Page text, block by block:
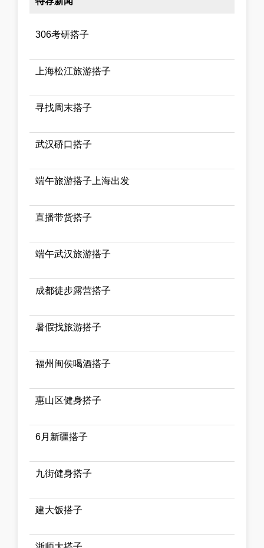
306考研搭子
上海松江旅游搭子
寻找周末搭子
武汉硚口搭子
端午旅游搭子上海出发
直播带货搭子
端午武汉旅游搭子
成都徒步露营搭子
暑假找旅游搭子
福州闽侯喝酒搭子
惠山区健身搭子
6月新疆搭子
九街健身搭子
建大饭搭子